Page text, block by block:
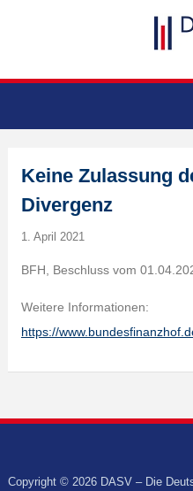
Keine Zulassung
Divergenz
1. April 2021
BFH, Beschluss vom
Weitere Informationen:
https://
Copyright © 2026 DASV – Die